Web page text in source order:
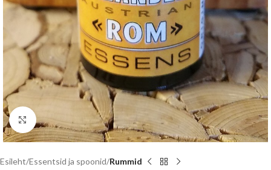
Click to enlarge
Esileht Essentsid ja spoonid Rummid